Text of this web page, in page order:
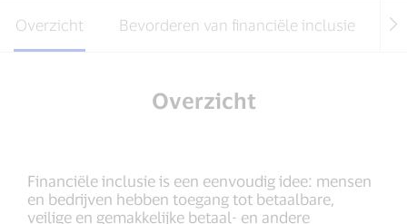
Overzicht Bevorderen van financiële inclusie
Overzicht
Financiële inclusie is een eenvoudig idee: mensen
en bedrijven hebben toegang tot betaalbare,
veilige en gemakkelijke betaal- en andere